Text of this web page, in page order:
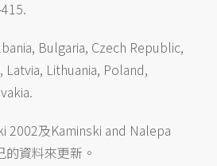
Bulgaria, Czech Republic,
Latvia, Lithuania, Poland,
2002及Kaminski and Nalepa
資料來更新。